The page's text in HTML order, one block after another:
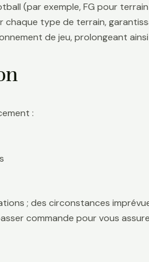
(par exemple, FG pour
type de terrain,
de jeu, prolongeant
:
; des circonstances
commande pour vous